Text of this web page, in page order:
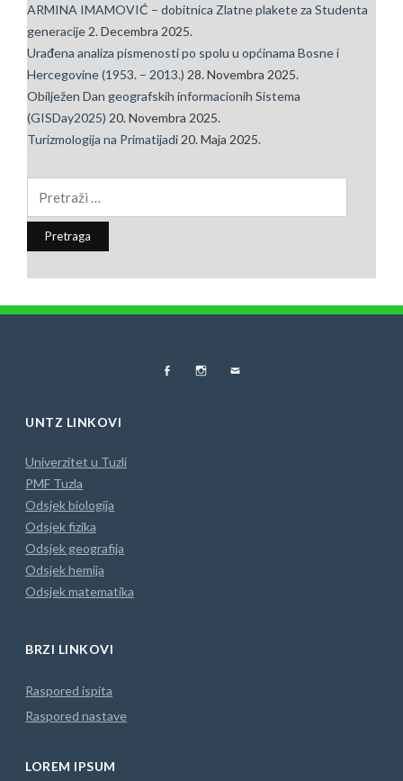
ARMINA IMAMOVIĆ – dobitnica Zlatne plakete za Studenta
generacije 2. Decembra 2025.
Urađena analiza pismenosti po spolu u općinama Bosne i
Hercegovine (1953. – 2013.) 28. Novembra 2025.
Obilježen Dan geografskih informacionih Sistema
(GISDay2025) 20. Novembra 2025.
Turizmologija na Primatijadi 20. Maja 2025.
UNTZ LINKOVI
Univerzitet u Tuzli
PMF Tuzla
Odsjek biologija
Odsjek fizika
Odsjek geografija
Odsjek hemija
Odsjek matematika
BRZI LINKOVI
Raspored ispita
Raspored nastave
LOREM IPSUM